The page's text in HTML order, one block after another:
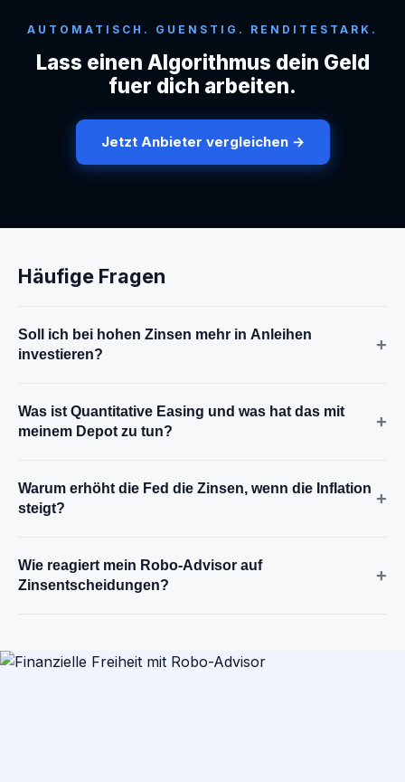
AUTOMATISCH. GUENSTIG. RENDITESTARK.
Lass einen Algorithmus dein Geld
fuer dich arbeiten.
Jetzt Anbieter vergleichen →
Häufige Fragen
Soll ich bei hohen Zinsen mehr in Anleihen
investieren?
+
Was ist Quantitative Easing und was hat das mit
meinem Depot zu tun?
+
Warum erhöht die Fed die Zinsen, wenn die Inflation
steigt?
+
Wie reagiert mein Robo-Advisor auf
Zinsentscheidungen?
+